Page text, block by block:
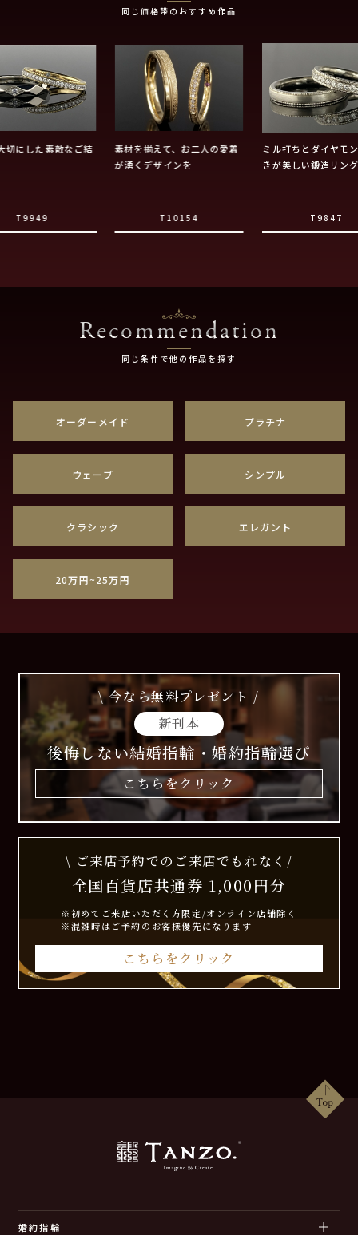
同じ価格帯のおすすめ作品
切にした素敵なご結
T9949
素材を揃えて、お二人の愛着
が湧くデザインを
T10154
ミル打ちとダイヤモ
きが美しい鍛造リング
T9847
Recommendation
同じ条件で他の作品を探す
オーダーメイド プラチナ
ウェーブ シンプル
クラシック エレガント
20万円~25万円
\ 今なら無料プレゼント /
新刊本
後悔しない結婚指輪・婚約指輪選び
こちらをクリック
\ ご来店予約でのご来店でもれなく/
全国百貨店共通券 1,000円分
※初めてご来店いただく方限定/オンライン店舗除く
※混雑時はご予約のお客様優先になります
こちらをクリック
婚約指輪